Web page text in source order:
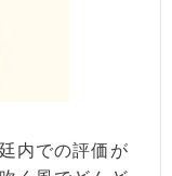
内での評価が